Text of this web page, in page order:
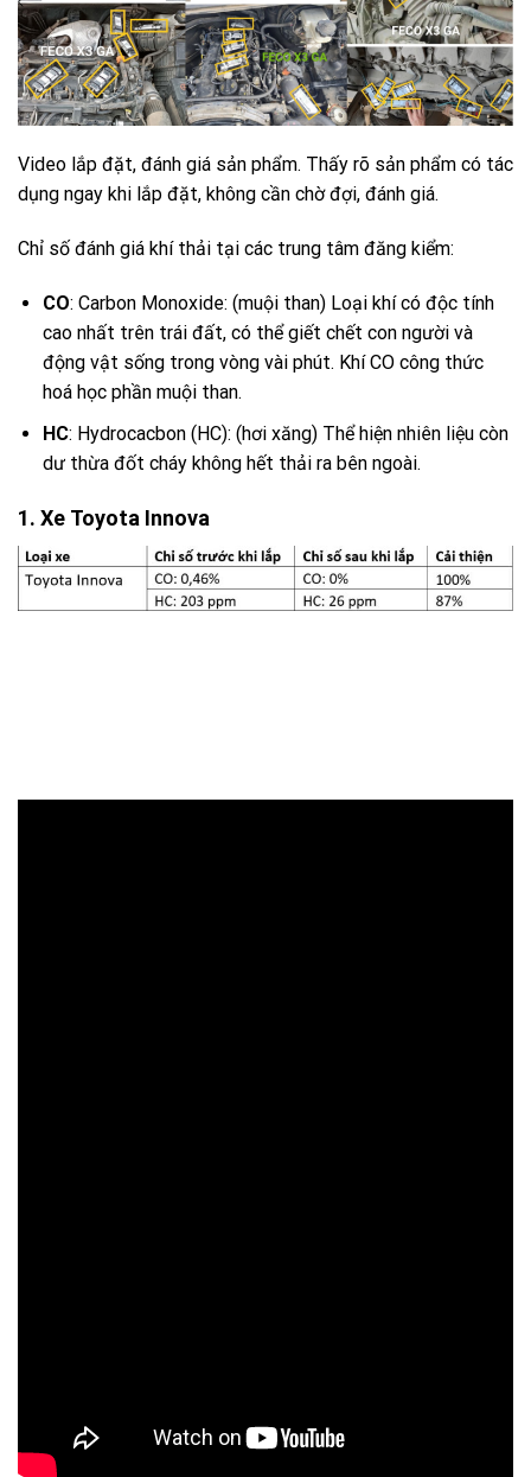
Video lắp đặt, đánh giá sản phẩm. Thấy rõ sản phẩm có tác
dụng ngay khi lắp đặt, không cần chờ đợi, đánh giá.
Chỉ số đánh giá khí thải tại các trung tâm đăng kiểm:
CO: Carbon Monoxide: (muội than) Loại khí có độc tính
cao nhất trên trái đất, có thể giết chết con người và
động vật sống trong vòng vài phút. Khí CO công thức
hoá học phần muội than.
HC: Hydrocacbon (HC): (hơi xăng) Thể hiện nhiên liệu còn
dư thừa đốt cháy không hết thải ra bên ngoài.
1. Xe Toyota Innova